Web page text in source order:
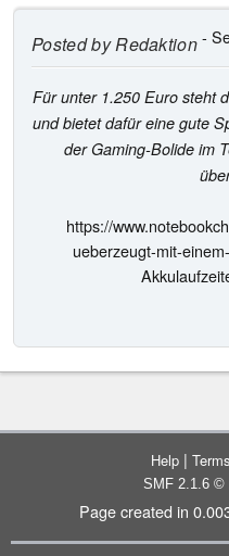
Posted byRedaktion-
Für unter 1.250 Euro steht
und bietet dafür eine gute
der Gaming-Bolide im
https://
ueberzeugt-mit-
Help |
SMF 2.1.6 ©
Page created in